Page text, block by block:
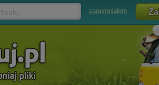
zapomniałem